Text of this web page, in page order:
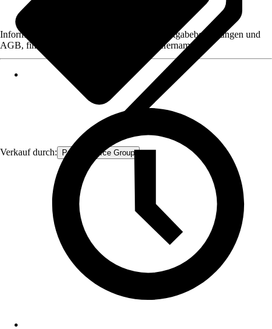
Verkauf durch: Procommerce Group
Informationen des Verkäufers, wie z. B. Rückgabebedingungen und
AGB, finden Sie bei Klick auf den Verkäufernamen.